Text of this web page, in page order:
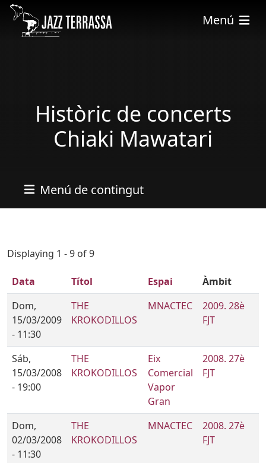
Pasar al contenido principal
Menú
Històric de concerts
Chiaki Mawatari
Menú de contingut
Displaying 1 - 9 of 9
Data Títol Espai
Àmbit
Dom,
15/03/2009
- 11:30
THE
KROKODILLOS
MNACTEC
2009. 28è
FJT
Sáb,
15/03/2008
- 19:00
THE
KROKODILLOS
Eix
Comercial
Vapor
Gran
2008. 27è
FJT
Dom,
02/03/2008
- 11:30
THE
KROKODILLOS
MNACTEC
2008. 27è
FJT